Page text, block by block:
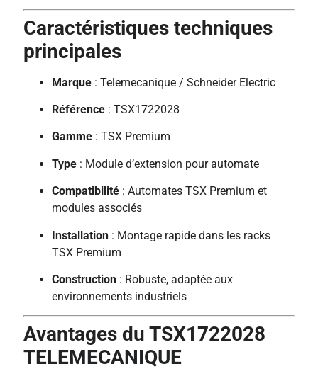
Caractéristiques techniques
principales
Marque : Telemecanique / Schneider Electric
Référence : TSX1722028
Gamme : TSX Premium
Type : Module d’extension pour automate
Compatibilité : Automates TSX Premium et
modules associés
Installation : Montage rapide dans les racks
TSX Premium
Construction : Robuste, adaptée aux
environnements industriels
Avantages du TSX1722028
TELEMECANIQUE